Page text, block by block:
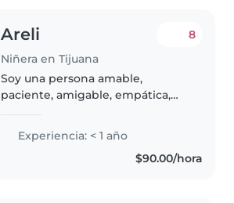
Areli
Niñera en Tijuana
8
Soy una persona amable,
paciente, amigable, empática,
interactuar con los niños con
entusiasmo por fomentar un
entorno de aprendizaje y
Experiencia: < 1 año
$90.00/hora